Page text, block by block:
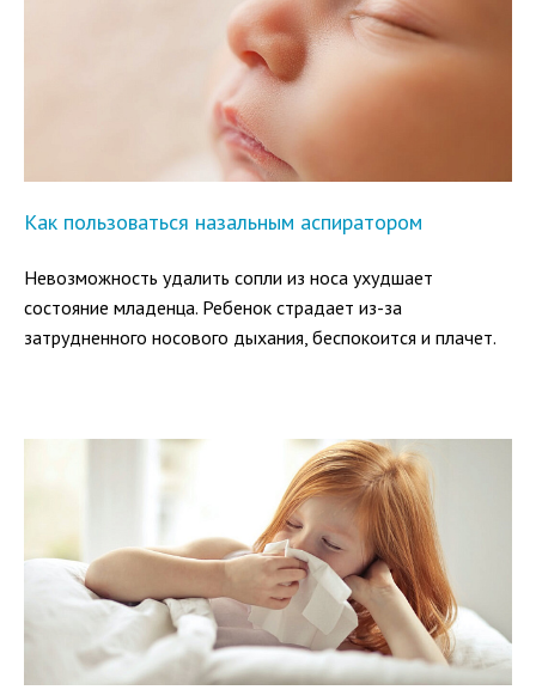
Как пользоваться назальным аспиратором
Невозможность удалить сопли из носа ухудшает
состояние младенца. Ребенок страдает из-за
затрудненного носового дыхания, беспокоится и плачет.